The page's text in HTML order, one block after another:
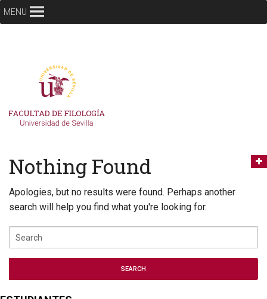
MENU
Nothing Found
Apologies, but no results were found. Perhaps another
search will help you find what you're looking for.